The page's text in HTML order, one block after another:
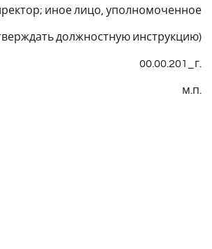
иное лицо, уполномоченное
должностную инструкцию)
00.00.201_г.
м.п.